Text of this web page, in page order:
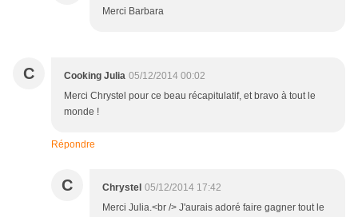
Merci Barbara
C Cooking Julia 05/12/2014 00:02
Merci Chrystel pour ce beau récapitulatif, et bravo à tout le
monde !
Répondre
C Chrystel 05/12/2014 17:42
Merci Julia.<br /> J'aurais adoré faire gagner tout le